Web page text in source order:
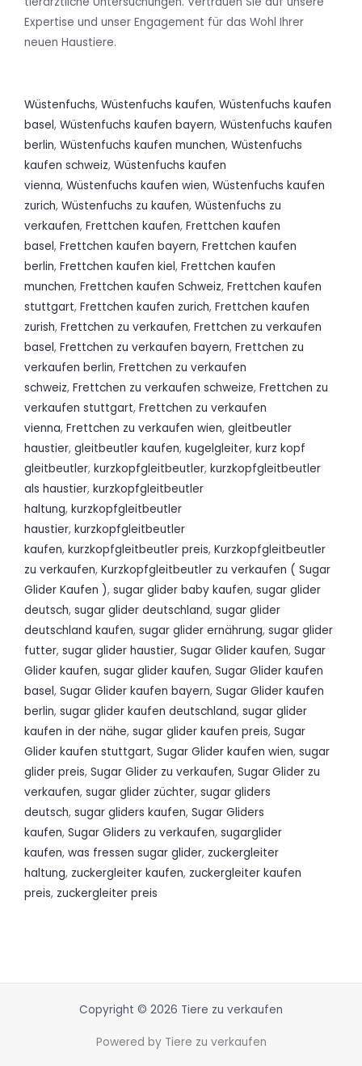
Expertise und unser Engagement für das Wohl Ihrer
neuen Haustiere.
Wüstenfuchs, Wüstenfuchs kaufen, Wüstenfuchs kaufen
basel, Wüstenfuchs kaufen bayern, Wüstenfuchs kaufen
berlin, Wüstenfuchs kaufen munchen, Wüstenfuchs
kaufen schweiz, Wüstenfuchs kaufen
vienna, Wüstenfuchs kaufen wien, Wüstenfuchs kaufen
zurich, Wüstenfuchs zu kaufen, Wüstenfuchs zu
verkaufen, Frettchen kaufen, Frettchen kaufen
basel, Frettchen kaufen bayern, Frettchen kaufen
berlin, Frettchen kaufen kiel, Frettchen kaufen
munchen, Frettchen kaufen Schweiz, Frettchen kaufen
stuttgart, Frettchen kaufen zurich, Frettchen kaufen
zurish, Frettchen zu verkaufen, Frettchen zu verkaufen
basel, Frettchen zu verkaufen bayern, Frettchen zu
verkaufen berlin, Frettchen zu verkaufen
schweiz, Frettchen zu verkaufen schweize, Frettchen zu
verkaufen stuttgart, Frettchen zu verkaufen
vienna, Frettchen zu verkaufen wien, gleitbeutler
haustier, gleitbeutler kaufen, kugelgleiter, kurz kopf
gleitbeutler, kurzkopfgleitbeutler, kurzkopfgleitbeutler
als haustier, kurzkopfgleitbeutler
haltung, kurzkopfgleitbeutler
haustier, kurzkopfgleitbeutler
kaufen, kurzkopfgleitbeutler preis, Kurzkopfgleitbeutler
zu verkaufen, Kurzkopfgleitbeutler zu verkaufen ( Sugar
Glider Kaufen ), sugar glider baby kaufen, sugar glider
deutsch, sugar glider deutschland, sugar glider
deutschland kaufen, sugar glider ernährung, sugar glider
futter, sugar glider haustier, Sugar Glider kaufen, Sugar
Glider kaufen, sugar glider kaufen, Sugar Glider kaufen
basel, Sugar Glider kaufen bayern, Sugar Glider kaufen
berlin, sugar glider kaufen deutschland, sugar glider
kaufen in der nähe, sugar glider kaufen preis, Sugar
Glider kaufen stuttgart, Sugar Glider kaufen wien, sugar
glider preis, Sugar Glider zu verkaufen, Sugar Glider zu
verkaufen, sugar glider züchter, sugar gliders
deutsch, sugar gliders kaufen, Sugar Gliders
kaufen, Sugar Gliders zu verkaufen, sugarglider
kaufen, was fressen sugar glider, zuckergleiter
haltung, zuckergleiter kaufen, zuckergleiter kaufen
preis, zuckergleiter preis
Copyright © 2026 Tiere zu verkaufen
Powered by Tiere zu verkaufen